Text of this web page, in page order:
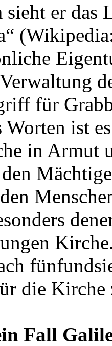
sieht er das
für
ist
in Armut
die Kirche
Fall